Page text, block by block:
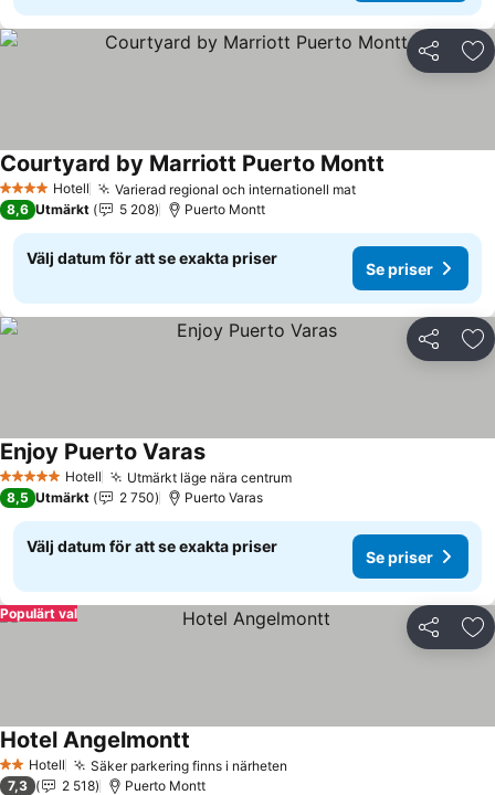
Dela
4 StjärnorHotell Varierad regional och internationell mat
Courtyard by Marriott Puerto Montt
8,6 Utmärkt 5 208 Puerto Montt
Välj datum för att se exakta priser
Se priser
Dela
5 Stjärnor Hotell Utmärkt läge nära centrum
Enjoy Puerto Varas
8,5 Utmärkt 2 750 Puerto Varas
Välj datum för att se exakta priser
Se priser
Dela
Populärt val
2 Stjärnor
Hotell Säker parkering finns i närheten
Hotel Angelmontt
7,3 2 518 Puerto Montt